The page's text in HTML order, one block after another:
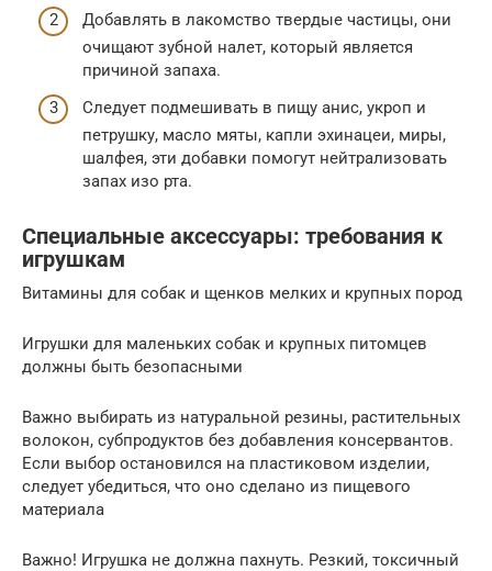
Добавлять в лакомство твердые частицы, они
очищают зубной налет, который является
причиной запаха.
Следует подмешивать в пищу анис, укроп и
петрушку, масло мяты, капли эхинацеи, миры,
шалфея, эти добавки помогут нейтрализовать
запах изо рта.
Специальные аксессуары: требования к
игрушкам
Витамины для собак и щенков мелких и крупных пород
Игрушки для маленьких собак и крупных питомцев
должны быть безопасными
Важно выбирать из натуральной резины, растительных
волокон, субпродуктов без добавления консервантов.
Если выбор остановился на пластиковом изделии,
следует убедиться, что оно сделано из пищевого
материала
Важно! Игрушка не должна пахнуть. Резкий, токсичный